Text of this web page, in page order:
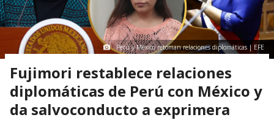
Perú y México retoman relaciones diplomáticas | EFE
Fujimori restablece relaciones
diplomáticas de Perú con México y
da salvoconducto a exprimera